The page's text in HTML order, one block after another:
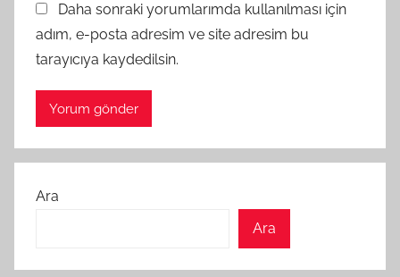
Daha sonraki yorumlarımda kullanılması için
adım, e-posta adresim ve site adresim bu
tarayıcıya kaydedilsin.
Ara
Ara